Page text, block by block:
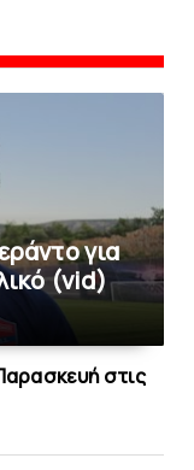
για
(vid)
στις